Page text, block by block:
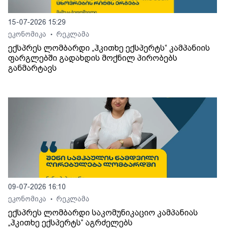
15-07-2026 15:29
ეკონომიკა
• რეკლამა
ექსპრეს ლომბარდი „ჰკითხე ექსპერტს“ კამპანიის
ფარგლებში გადახდის მოქნილ პირობებს
განმარტავს
09-07-2026 16:10
ეკონომიკა
• რეკლამა
ექსპრეს ლომბარდი საკომუნიკაციო კამპანიას
„ჰკითხე ექსპერტს“ აგრძელებს